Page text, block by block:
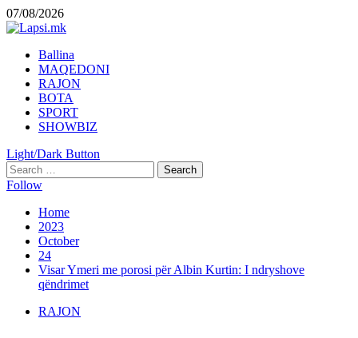
Skip
to
07/08/2026
Primary
Menu
Ballina
MAQEDONI
RAJON
BOTA
SPORT
SHOWBIZ
Light/Dark Button
Search
for:
Follow
Home
2023
October
24
Visar Ymeri me porosi për Albin Kurtin: I ndryshove
qëndrimet
RAJON